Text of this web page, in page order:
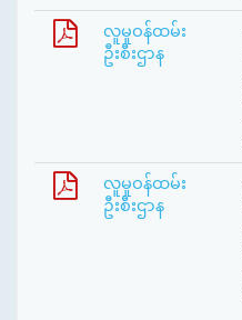
လူမှုဝန်ထမ်း
ဦးစီးဌာန
လူမှုဝန်ထမ်း
ဦးစီးဌာန